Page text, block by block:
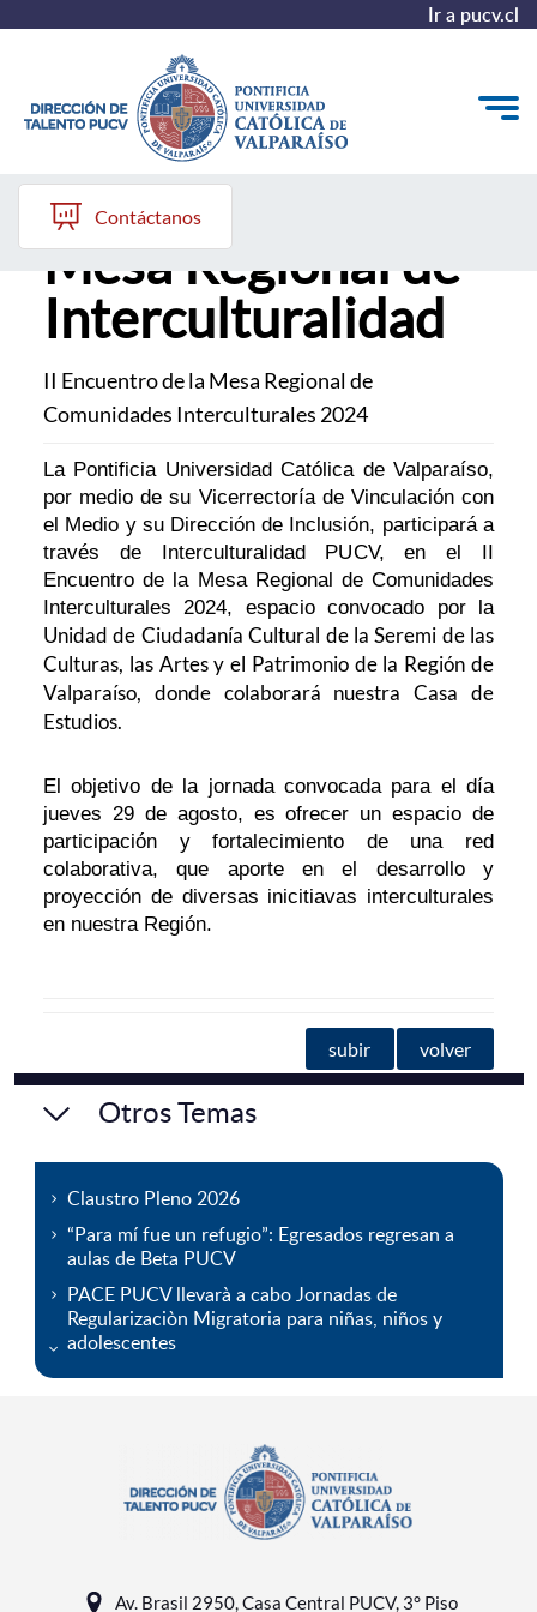
Ir a pucv.cl
Quiénes somos
Nuestros Programas
Investigación
Contáctanos
PUCV presente en
Mesa Regional de
Interculturalidad
II Encuentro de la Mesa Regional de
Comunidades Interculturales 2024
La Pontificia Universidad Católica de Valparaíso,
por medio de su Vicerrectoría de Vinculación con
el Medio y su Dirección de Inclusión, participará a
través de Interculturalidad PUCV, en el II
Encuentro de la Mesa Regional de Comunidades
Interculturales 2024, espacio convocado por la
Unidad de Ciudadanía Cultural de la Seremi de las
Culturas, las Artes y el Patrimonio de la Región de
Valparaíso, donde colaborará nuestra Casa de
Estudios.
El objetivo de la jornada convocada para el día
jueves 29 de agosto, es ofrecer un espacio de
participación y fortalecimiento de una red
colaborativa, que aporte en el desarrollo y
proyección de diversas inicitiavas interculturales
en nuestra Región.
subir volver
Otros Temas
Claustro Pleno 2026
“Para mí fue un refugio”: Egresados regresan a
aulas de Beta PUCV
PACE PUCV llevarà a cabo Jornadas de
Regularizaciòn Migratoria para niñas, niños y
adolescentes
Av. Brasil 2950, Casa Central PUCV, 3° Piso